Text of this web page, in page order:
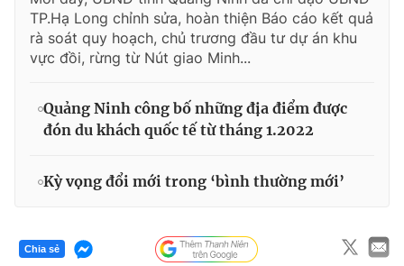
TP.Hạ Long chỉnh sửa, hoàn thiện Báo cáo kết quả
rà soát quy hoạch, chủ trương đầu tư dự án khu
vực đồi, rừng từ Nút giao Minh...
Quảng Ninh công bố những địa điểm được
đón du khách quốc tế từ tháng 1.2022
Kỳ vọng đổi mới trong ‘bình thường mới’
Chia sẻ